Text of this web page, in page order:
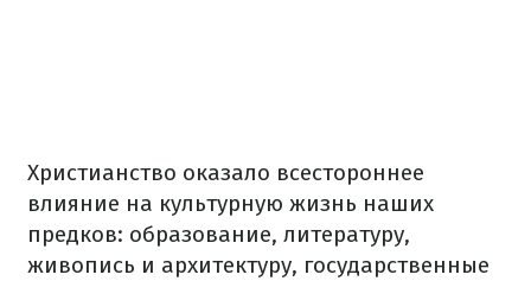
Христианство оказало всестороннее
влияние на культурную жизнь наших
предков: образование, литературу,
живопись и архитектуру, государственные